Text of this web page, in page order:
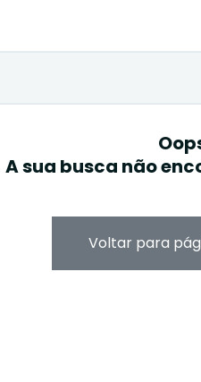
A sua busca não
Voltar para